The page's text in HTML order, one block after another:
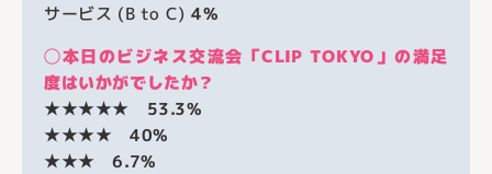
サービス (B to C)4%
◯本日のビジネス交流会「CLIP TOKYO」の満足
度はいかがでしたか？
★★★★★ 53.3%
★★★★40%
★★★6.7%